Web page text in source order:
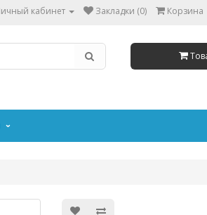
кабинет Закладки (0) Корзина